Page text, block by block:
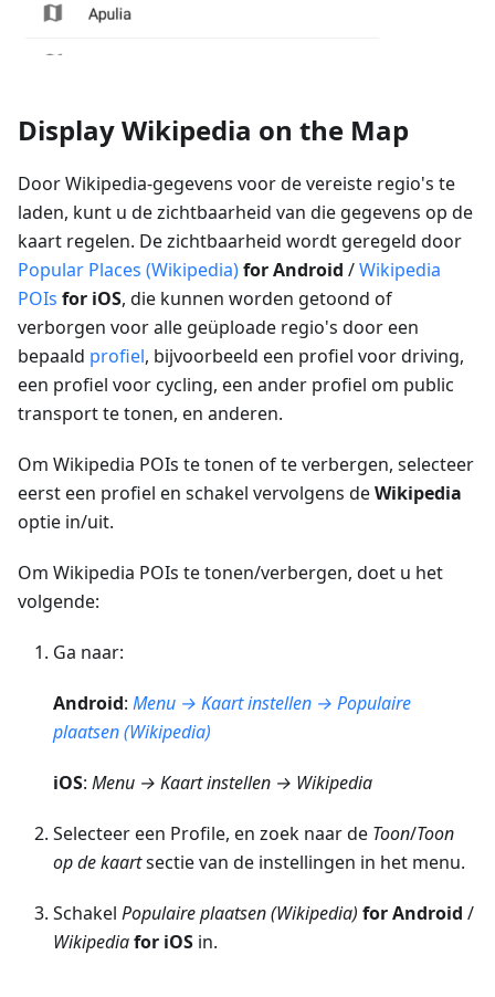
Display Wikipedia on the Map
Door Wikipedia-gegevens voor de vereiste regio's te
laden, kunt u de zichtbaarheid van die gegevens op de
kaart regelen. De zichtbaarheid wordt geregeld door
Popular Places (Wikipedia)for Android /Wikipedia
POIs for iOS, die kunnen worden getoond of
verborgen voor alle geüploade regio's door een
bepaald profiel, bijvoorbeeld een profiel voor driving,
een profiel voor cycling, een ander profiel om public
transport te tonen, en anderen.
Om Wikipedia POIs te tonen of te verbergen, selecteer
eerst een profiel en schakel vervolgens deWikipedia
optie in/uit.
Om Wikipedia POIs te tonen/verbergen, doet u het
volgende:
Ga naar:
Android: Menu → Kaart instellen → Populaire
plaatsen (Wikipedia)
iOS: Menu → Kaart instellen → Wikipedia
Selecteer een Profile, en zoek naar de Toon/Toon
op de kaartsectie van de instellingen in het menu.
Schakel Populaire plaatsen (Wikipedia) for Android /
Wikipediafor iOS in.